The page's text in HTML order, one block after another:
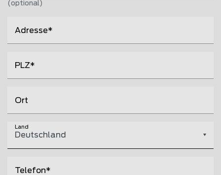
(optional)
Adresse
PLZ
Ort
Deutschland
Land
Telefon